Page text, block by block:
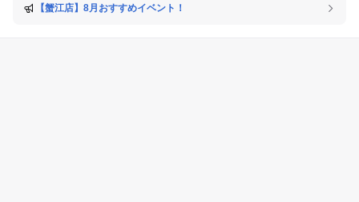
～2歳児のためのコーナーもあり、 安心してご家族みんなで楽しめる施設
【蟹江店】8月おすすめイベント！